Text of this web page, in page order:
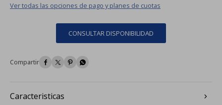
Ver todas las opciones de pago y planes de cuotas
CONSULTAR DISPONIBILIDAD
   
Caracteristicas